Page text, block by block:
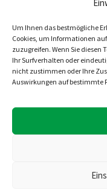
Um Ihnen das bestmögliche
Cookies, um Informationen
zuzugreifen. Wenn Sie
Ihr Surfverhalten oder
nicht zustimmen oder Ihre
Auswirkungen auf bestimmte
Inhaltliche
4528 Zuchwil
Konzept, Design und